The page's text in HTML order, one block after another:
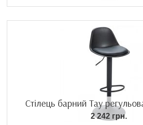
Стілець барний Тау
2 242 грн.